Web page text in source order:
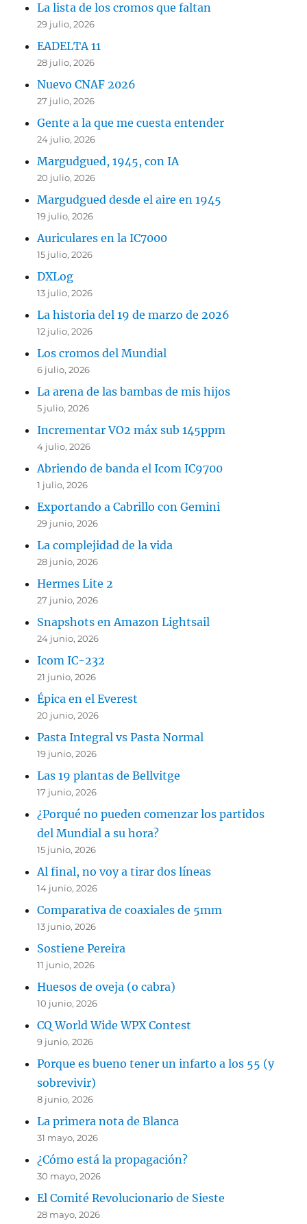
La lista de los cromos que faltan
29 julio, 2026
EADELTA 11
28 julio, 2026
Nuevo CNAF 2026
27 julio, 2026
Gente a la que me cuesta entender
24 julio, 2026
Margudgued, 1945, con IA
20 julio, 2026
Margudgued desde el aire en 1945
19 julio, 2026
Auriculares en la IC7000
15 julio, 2026
DXLog
13 julio, 2026
La historia del 19 de marzo de 2026
12 julio, 2026
Los cromos del Mundial
6 julio, 2026
La arena de las bambas de mis hijos
5 julio, 2026
Incrementar VO2 máx sub 145ppm
4 julio, 2026
Abriendo de banda el Icom IC9700
1 julio, 2026
Exportando a Cabrillo con Gemini
29 junio, 2026
La complejidad de la vida
28 junio, 2026
Hermes Lite 2
27 junio, 2026
Snapshots en Amazon Lightsail
24 junio, 2026
Icom IC-232
21 junio, 2026
Épica en el Everest
20 junio, 2026
Pasta Integral vs Pasta Normal
19 junio, 2026
Las 19 plantas de Bellvitge
17 junio, 2026
¿Porqué no pueden comenzar los partidos
del Mundial a su hora?
15 junio, 2026
Al final, no voy a tirar dos líneas
14 junio, 2026
Comparativa de coaxiales de 5mm
13 junio, 2026
Sostiene Pereira
11 junio, 2026
Huesos de oveja (o cabra)
10 junio, 2026
CQ World Wide WPX Contest
9 junio, 2026
Porque es bueno tener un infarto a los 55 (y
sobrevivir)
8 junio, 2026
La primera nota de Blanca
31 mayo, 2026
¿Cómo está la propagación?
30 mayo, 2026
El Comité Revolucionario de Sieste
28 mayo, 2026